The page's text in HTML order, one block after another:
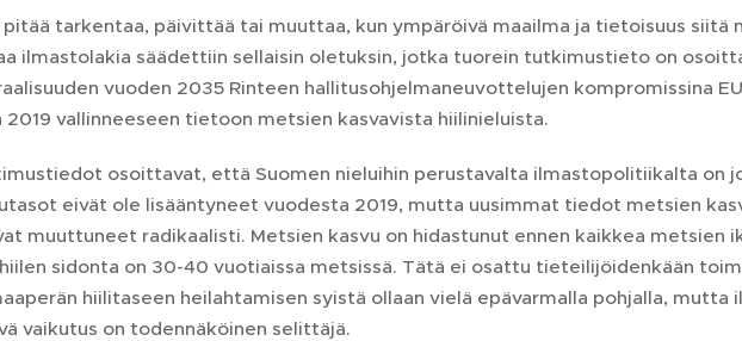
pitää tarkentaa, päivittää tai muuttaa, kun ympäröivä maailma ja tietoisuus
ilmastolakia säädettiin sellaisin oletuksin, jotka tuorein tutkimustieto on
vuoden 2035 Rinteen hallitusohjelmaneuvottelujen kompromissina
2019 vallinneeseen tietoon metsien kasvavista hiilinieluista.
osoittavat, että Suomen nieluihin perustavalta ilmastopolitiikalta on
eivät ole lisääntyneet vuodesta 2019, mutta uusimmat tiedot metsien
muuttuneet radikaalisti. Metsien kasvu on hidastunut ennen kaikkea metsien
hiilen sidonta on 30-40 vuotiaissa metsissä. Tätä ei osattu tieteilijöidenkään
hiilitaseen heilahtamisen syistä ollaan vielä epävarmalla pohjalla, mutta
vaikutus on todennäköinen selittäjä.